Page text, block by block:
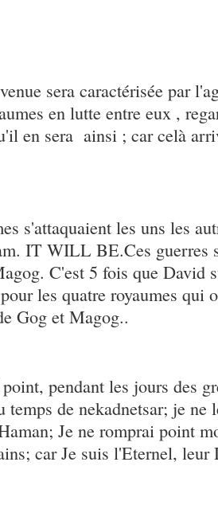
sera caractérisée par
en lutte entre eux ,
en sera ainsi ; car celà
s'attaquaient les uns les
IT WILL BE.Ces guerres
C'est 5 fois que David
les quatre royaumes qui
Gog et Magog..
pendant les jours des
temps de nekadnetsar; je ne
Je ne romprai point
car Je suis l'Eternel, leur